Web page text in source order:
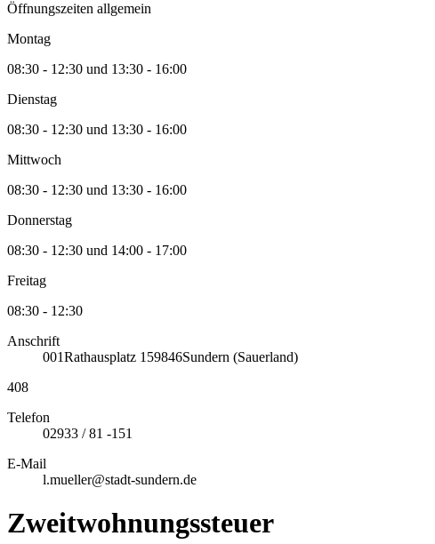
Öffnungszeiten allgemein
Montag
08:30 - 12:30 und 13:30 - 16:00
Dienstag
08:30 - 12:30 und 13:30 - 16:00
Mittwoch
08:30 - 12:30 und 13:30 - 16:00
Donnerstag
08:30 - 12:30 und 14:00 - 17:00
Freitag
08:30 - 12:30
Anschrift
001Rathausplatz 1 59846Sundern (Sauerland)
408
Telefon
02933 / 81 -151
E-Mail
l.mueller@stadt-sundern.de
Zweitwohnungssteuer